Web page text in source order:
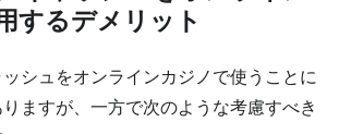
するデメリット
シュをオンラインカジノで使うことに
ますが、一方で次のような考慮すべき